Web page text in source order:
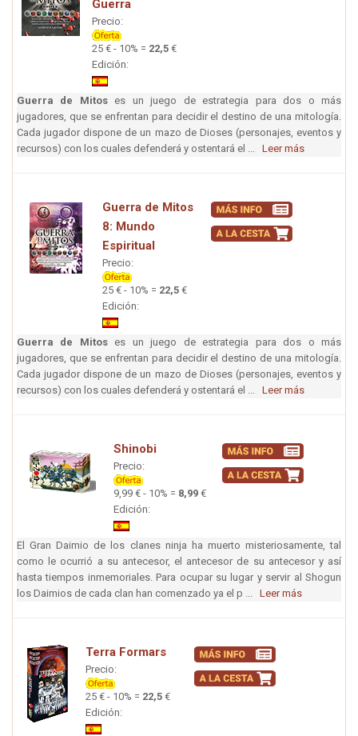
Guerra
Precio:
25 € - 10% = 22,5 €
Edición:
Guerra de Mitoses un juego de estrategia para dos o más
jugadores, que se enfrentan para decidir el destino de una mitología.
Cada jugador dispone de un mazo de Dioses (personajes, eventos y
recursos) con los cuales defenderá y ostentará el ... Leer más
Guerra de Mitos
8: Mundo
Espiritual
Precio:
25 € - 10% = 22,5 €
Edición:
Guerra de Mitoses un juego de estrategia para dos o más
jugadores, que se enfrentan para decidir el destino de una mitología.
Cada jugador dispone de un mazo de Dioses (personajes, eventos y
recursos) con los cuales defenderá y ostentará el ... Leer más
Shinobi
Precio:
9,99 € - 10% = 8,99 €
Edición:
El Gran Daimio de los clanes ninja ha muerto misteriosamente, tal
como le ocurrió a su antecesor, el antecesor de su antecesor y así
hasta tiempos inmemoriales. Para ocupar su lugar y servir al Shogun
los Daimios de cada clan han comenzado ya el p ... Leer más
Terra Formars
Precio:
25 € - 10% = 22,5 €
Edición: